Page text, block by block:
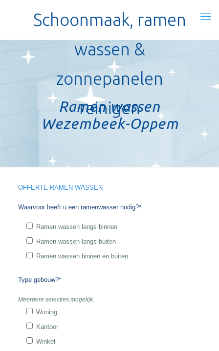
Schoonmaak, ramen
wassen &
zonnepanelen
reinigen
Ramen wassen
Wezembeek-Oppem
OFFERTE RAMEN WASSEN
Waarvoor heeft u een ramenwasser nodig?*
Ramen wassen langs binnen
Ramen wassen langs buiten
Ramen wassen binnen en buiten
Type gebouw?*
Meerdere selecties mogelijk.
Woning
Kantoor
Winkel